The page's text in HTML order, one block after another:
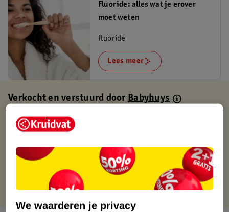
Fluoride: alles wat je erover
moet weten
fluoride
Lees meer
Verkocht en verstuurd doorBabyhuys
Binnen 1 werkdag verstuurd
Gratis thuisbezorgd
Gratis punten met je Kruidvat kaart
We waarderen je privacy